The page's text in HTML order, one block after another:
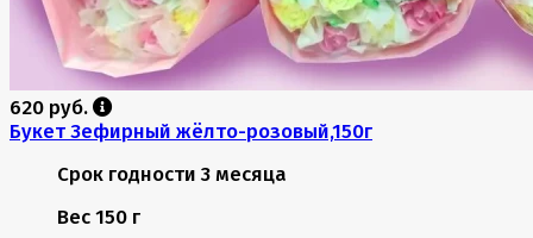
620 руб.
Букет Зефирный жёлто-розовый,150г
Срок годности 3 месяца
Вес 150 г